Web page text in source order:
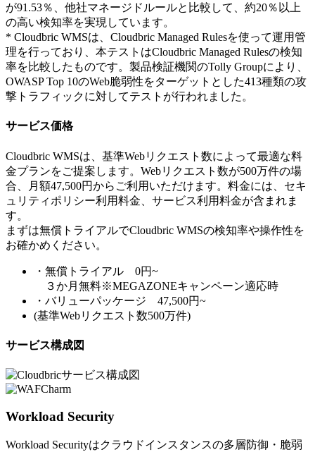
が91.53％、他社マネージドルールと比較して、約20％以上
の高い検知率を実現しています。
* Cloudbric WMSは、Cloudbric Managed Rulesを使って運用管
理を行っており、本テストはCloudbric Managed Rulesの検知
率を比較したものです。製品検証機関のTolly Groupにより、
OWASP Top 10のWeb脆弱性をターゲットとした413種類の攻
撃トラフィックに対してテストが行われました。
サービス価格
Cloudbric WMSは、基準Webリクエスト数によって最適な料
金プランをご提案します。Webリクエスト数が500万件の場
合、月額47,500円からご利用いただけます。料金には、セキ
ュリティポリシー利用料金、サービス利用料金が含まれま
す。
まずは無償トライアルでCloudbric WMSの検知率や操作性を
お確かめください。
・無償トライアル 0円~
３か月無料※MEGAZONEキャンペーン適応時
・バリューパッケージ 47,500円~
(基準Webリクエスト数500万件)
サービス構成図
Workload Security
Workload Securityはクラウドインスタンスの多層防御・脆弱